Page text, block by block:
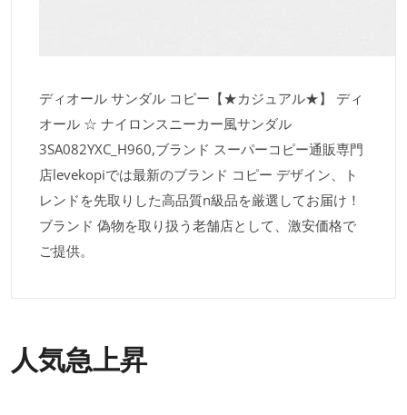
ディオール サンダル コピー【★カジュアル★】 ディ
オール ☆ ナイロンスニーカー風サンダル
3SA082YXC_H960,ブランド スーパーコピー通販専門
店levekopiでは最新のブランド コピー デザイン、ト
レンドを先取りした高品質n級品を厳選してお届け！
ブランド 偽物を取り扱う老舗店として、激安価格で
ご提供。
人気急上昇